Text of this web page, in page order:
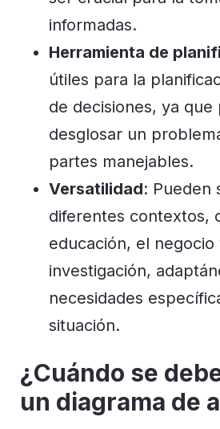
informadas.
Herramienta de
útiles para la
de decisiones, ya que
desglosar un
partes manejables.
Versatilidad: Pueden
diferentes contextos,
educación, el negocio
investigación,
necesidades
situación.
¿Cuándo se
un diagrama de